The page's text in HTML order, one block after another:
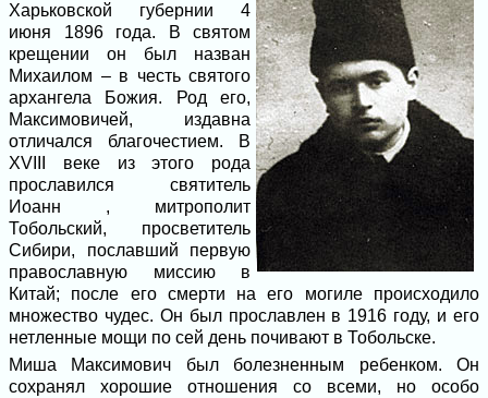
Харьковской губернии 4
июня 1896 года. В святом
крещении он был назван
Михаилом – в честь святого
архангела Божия. Род его,
Максимовичей, издавна
отличался благочестием. В
XVIII веке из этого рода
прославился святитель
Иоанн , митрополит
Тобольский, просветитель
Сибири, пославший первую
православную миссию в
Китай; после его смерти на его могиле происходило
множество чудес. Он был прославлен в 1916 году, и его
нетленные мощи по сей день почивают в Тобольске.
Миша Максимович был болезненным ребенком. Он
сохранял хорошие отношения со всеми, но особо